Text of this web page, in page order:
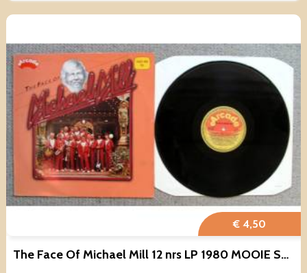
€ 4,50
The Face Of Michael Mill 12 nrs LP 1980 MOOIE STAAT